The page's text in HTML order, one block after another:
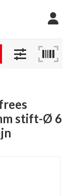
stift-Ø 6